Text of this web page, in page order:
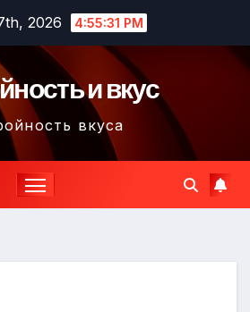
2026 4:55:32 PM
и вкус
вкуса